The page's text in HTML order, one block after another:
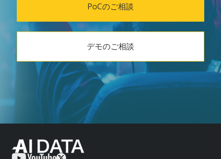
PoCのご相談
デモのご相談